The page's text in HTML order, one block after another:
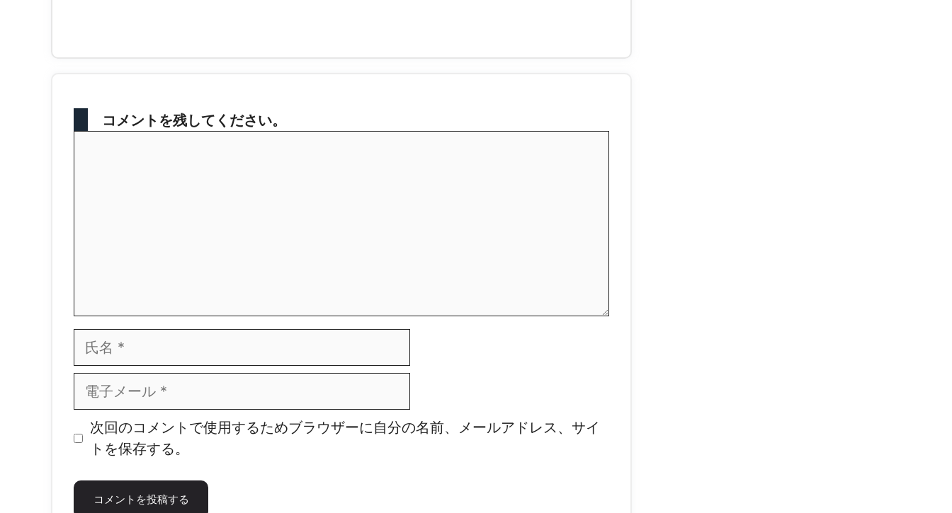
コメントを残してください。
氏
名
電
ー
ェ
サ
次回のコメントで使用するためブラウザーに自分の名前、メールアドレス、サイ
トを保存する。